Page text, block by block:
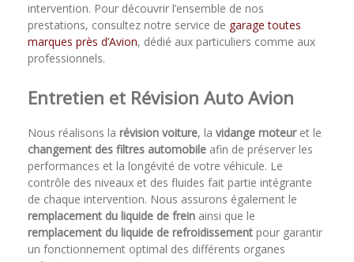
intervention. Pour découvrir l’ensemble de nos
prestations, consultez notre service de garage toutes
marques près d’Avion, dédié aux particuliers comme aux
professionnels.
Entretien et Révision Auto Avion
Nous réalisons la révision voiture, la vidange moteuret le
changement des filtres automobile afin de préserver les
performances et la longévité de votre véhicule. Le
contrôle des niveaux et des fluides fait partie intégrante
de chaque intervention. Nous assurons également le
remplacement du liquide de frein ainsi que le
remplacement du liquide de refroidissement pour garantir
un fonctionnement optimal des différents organes